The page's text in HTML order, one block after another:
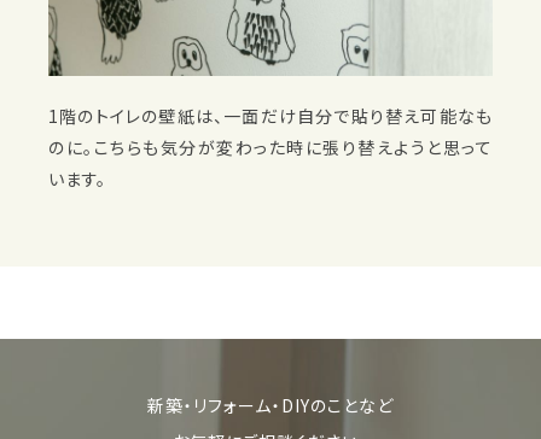
1階のトイレの壁紙は、一面だけ自分で貼り替え可能なも
のに。こちらも気分が変わった時に張り替えようと思って
います。
新築・リフォーム・DIYのことなど